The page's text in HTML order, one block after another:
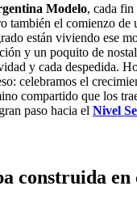
Modelo, cada fin
también el comienzo de
están viviendo ese
y un poquito de
y cada despedida.
celebramos el
compartido que los
paso hacia el Nivel
construida en